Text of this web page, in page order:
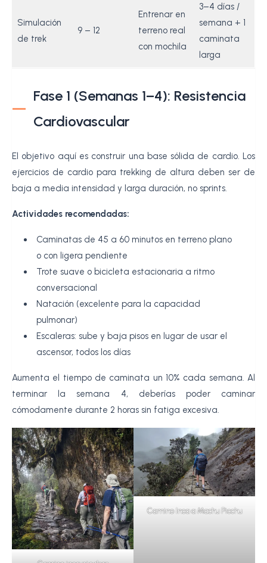
Simulación
de trek
9 – 12
Entrenar en
terreno real
con mochila
3–4 días /
semana + 1
caminata
larga
Fase 1 (Semanas 1–4): Resistencia
Cardiovascular
El objetivo aquí es construir una base sólida de cardio. Los
ejercicios de cardio para trekking de altura deben ser de
baja a media intensidad y larga duración, no sprints.
Actividades recomendadas:
Caminatas de 45 a 60 minutos en terreno plano
o con ligera pendiente
Trote suave o bicicleta estacionaria a ritmo
conversacional
Natación (excelente para la capacidad
pulmonar)
Escaleras: sube y baja pisos en lugar de usar el
ascensor, todos los días
Aumenta el tiempo de caminata un 10% cada semana. Al
terminar la semana 4, deberías poder caminar
cómodamente durante 2 horas sin fatiga excesiva.
Camino Inca a Machu Picchu